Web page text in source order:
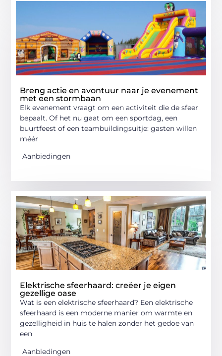
Breng actie en avontuur naar je evenement
met een stormbaan
Elk evenement vraagt om een activiteit die de sfeer
bepaalt. Of het nu gaat om een sportdag, een
buurtfeest of een teambuildingsuitje: gasten willen
méér
Aanbiedingen
Elektrische sfeerhaard: creëer je eigen
gezellige oase
Wat is een elektrische sfeerhaard? Een elektrische
sfeerhaard is een moderne manier om warmte en
gezelligheid in huis te halen zonder het gedoe van
een
Aanbiedingen